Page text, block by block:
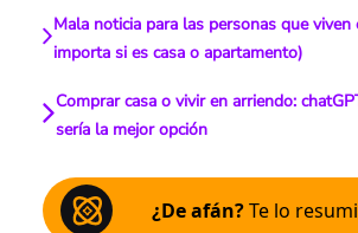
Mala noticia para las personas que viven
importa si es casa o apartamento)
Comprar casa o vivir en arriendo:
sería la mejor opción
¿De afán?Te lo